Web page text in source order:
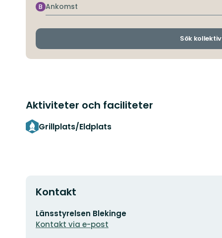
Ankomst
B
Sök
Aktiviteter och faciliteter
Grillplats/Eldplats
Kontakt
E-
postadress
Länsstyrelsen Blekinge
Kontakt via e-post